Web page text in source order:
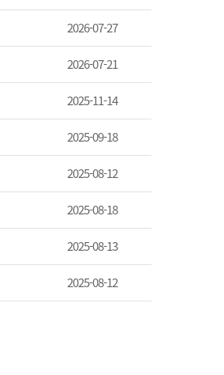
2026-07-27
2026-07-21
2025-11-14
2025-09-18
2025-08-12
2025-08-18
2025-08-13
2025-08-12